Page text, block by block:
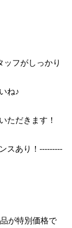
ついて
！
ッフがしっかり
ね♪
ただきます！
スあり！---------
が特別価格で